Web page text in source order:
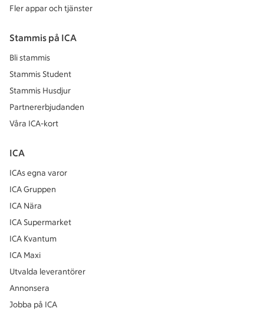
Fler appar och tjänster
Stammis på ICA
Bli stammis
Stammis Student
Stammis Husdjur
Partnererbjudanden
Våra ICA-kort
ICA
ICAs egna varor
ICA Gruppen
ICA Nära
ICA Supermarket
ICA Kvantum
ICA Maxi
Utvalda leverantörer
Annonsera
Jobba på ICA